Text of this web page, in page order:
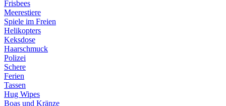
Frisbees
Meerestiere
Spiele im Freien
Helikopters
Keksdose
Haarschmuck
Polizei
Schere
Ferien
Tassen
Hug Wipes
Boas und Kränze